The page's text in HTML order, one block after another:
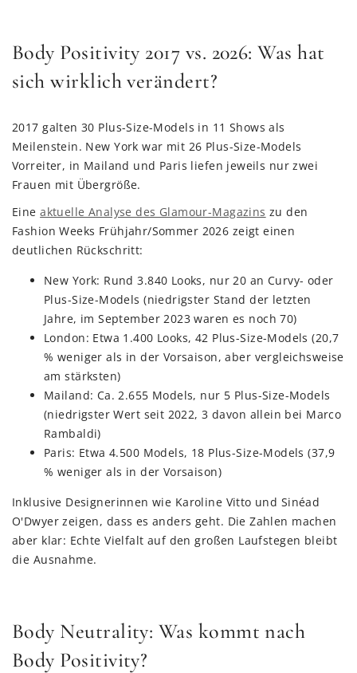
Body Positivity 2017 vs. 2026: Was hat
sich wirklich verändert?
2017 galten 30 Plus-Size-Models in 11 Shows als
Meilenstein. New York war mit 26 Plus-Size-Models
Vorreiter, in Mailand und Paris liefen jeweils nur zwei
Frauen mit Übergröße.
Eineaktuelle Analyse des Glamour-Magazins zu den
Fashion Weeks Frühjahr/Sommer 2026 zeigt einen
deutlichen Rückschritt:
New York: Rund 3.840 Looks, nur 20 an Curvy- oder
Plus-Size-Models (niedrigster Stand der letzten
Jahre, im September 2023 waren es noch 70)
London: Etwa 1.400 Looks, 42 Plus-Size-Models (20,7
% weniger als in der Vorsaison, aber vergleichsweise
am stärksten)
Mailand: Ca. 2.655 Models, nur 5 Plus-Size-Models
(niedrigster Wert seit 2022, 3 davon allein bei Marco
Rambaldi)
Paris: Etwa 4.500 Models, 18 Plus-Size-Models (37,9
% weniger als in der Vorsaison)
Inklusive Designerinnen wie Karoline Vitto und Sinéad
O'Dwyer zeigen, dass es anders geht. Die Zahlen machen
aber klar: Echte Vielfalt auf den großen Laufstegen bleibt
die Ausnahme.
Body Neutrality: Was kommt nach
Body Positivity?